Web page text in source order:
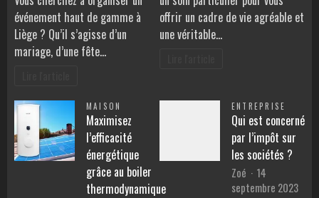
événement haut de gamme à
Liège ? Qu’il s’agisse d’un
mariage, d’une fête…
offrir un cadre de vie agréable et
une véritable…
MAISON
Maximisez
l’efficacité
énergétique
grâce au boiler
thermodynamique
ENTREPRISE
Qui est concerné
par l’impôt sur
les sociétés ?
Zoé
14
septembre 2023